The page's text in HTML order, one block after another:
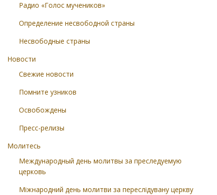
Радио «Голос мучеников»
Определение несвободной страны
Несвободные страны
Новости
Свежие новости
Помните узников
Освобождены
Пресс-релизы
Молитесь
Международный день молитвы за преследуемую
церковь
Міжнародний день молитви за переслідувану церкву